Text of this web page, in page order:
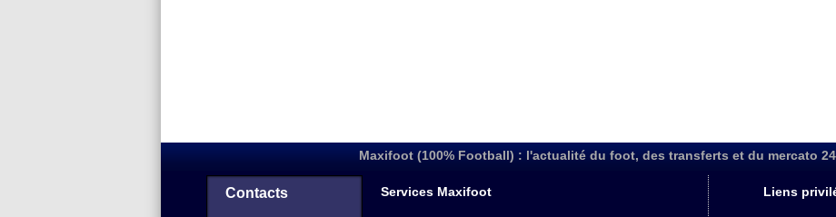
Maxifoot (100% Football) : l'actualité du foot, des transferts et du mercato
Contacts Services Maxifoot Liens